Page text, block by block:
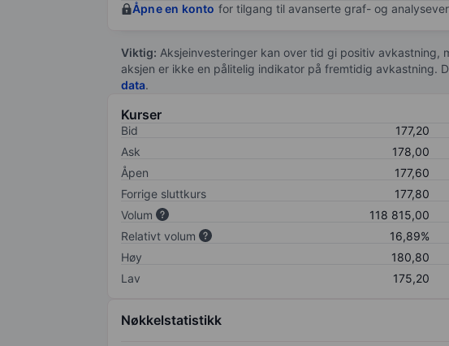
Åpne en konto for tilgang til avanserte graf- og
Viktig: Aksjeinvesteringer kan over tid gi positiv avkastning,
aksjen er ikke en pålitelig indikator på fremtidig avkastning.
data.
Kurser
Bid 177,20
Ask
178,00
Åpen
177,60
Forrige sluttkurs
177,80
Volum
118 815,00
Relativt volum
16,89%
Høy
180,80
Lav
175,20
Nøkkelstatistikk